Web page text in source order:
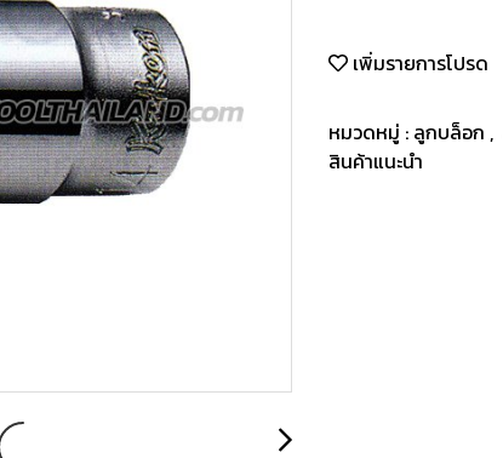
เพิ่มรายการโปรด
หมวดหมู่ : ลูกบล็อก ,
สินค้าแนะนำ